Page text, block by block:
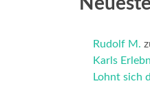
Rudolf M.
Karls
Lohnt sich